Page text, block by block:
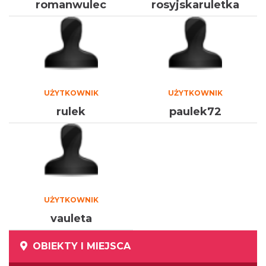
romanwulec rosyjskaruletka
UŻYTKOWNIK
rulek
UŻYTKOWNIK
paulek72
UŻYTKOWNIK
vauleta
OBIEKTY I MIEJSCA